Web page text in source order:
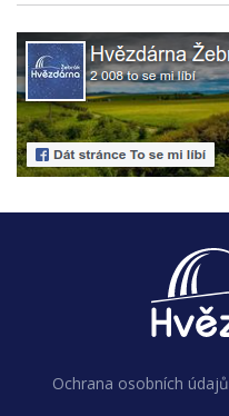
Ochrana osobních údajů